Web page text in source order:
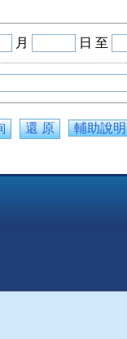
月 日 至
輔助說明